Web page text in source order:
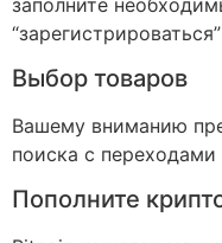
“зарегистрироваться”
Выбор товаров
Вашему вниманию
поиска с переходами
Пополните